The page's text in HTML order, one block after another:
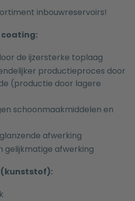
inbouwreservoirs!
coating:
de ijzersterke toplaag
productieproces door
(productie door lagere
schoonmaakmiddelen en
afwerking
gelijkmatige afwerking
(kunststof):